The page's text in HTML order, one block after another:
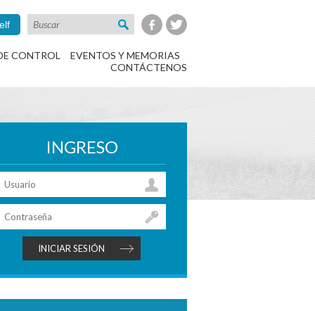
CONTROL
EVENTOS Y MEMORIAS
CONTÁCTENOS
INGRESO